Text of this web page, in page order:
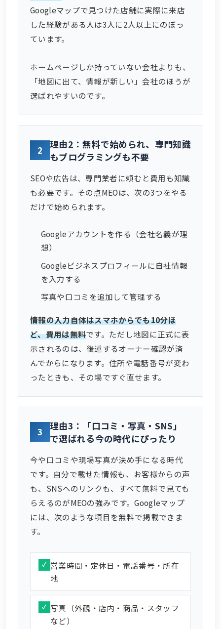
Googleマップで見つけた店舗に実際に来店
した経験がある人は3人に2人以上にのぼっ
ています。
ホームページしか持っていない会社よりも、
「地図に出て、情報が新しい」会社のほうが
選ばれやすいのです。
2
理由2：無料で始められ、専門知識
もプログラミングも不要
SEOや広告は、専門業者に頼むと費用も知識
も必要です。その点MEOは、次の3つをやる
だけで始められます。
Googleアカウントを作る（会社名義が理
想）
Googleビジネスプロフィールに自社情報
を入力する
写真や口コミを追加して管理する
情報の入力自体はスマホからでも10分ほ
ど、費用は無料です。ただし地図に正式に表
示されるのは、後述するオーナー確認が済
んでからになります。住所や電話番号が変わ
ったときも、その場ですぐ直せます。
3
理由3：「口コミ・写真・SNS」
で選ばれる今の時代にぴったり
今や口コミや現場写真が決め手になる時代
です。自分で載せた情報も、お客様からの声
も、SNSへのリンクも、すべて無料で見ても
らえるのがMEOの強みです。Googleマップ
には、次のような項目を無料で掲載できま
す。
営業時間・定休日・電話番号・所在
地
写真（外観・店内・商品・スタッフ
など）